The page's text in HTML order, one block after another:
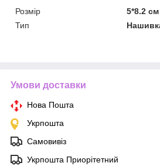
Розмір
5*8.2 см
Тип
Умови доставки
Нова Пошта
Укрпошта
Самовивіз
Укрпошта Приорітетний